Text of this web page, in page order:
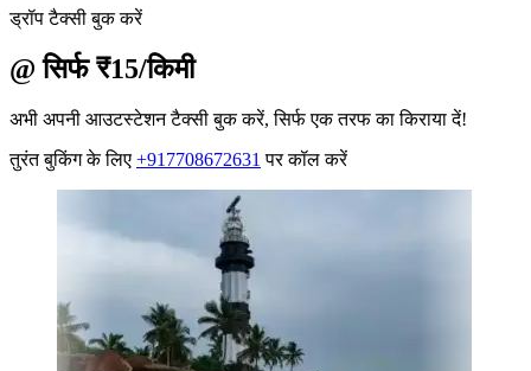
ड्रॉप टैक्सी बुक करें
@ सिर्फ ₹15/किमी
अभी अपनी आउटस्टेशन टैक्सी बुक करें, सिर्फ एक तरफ का किराया दें!
तुरंत बुकिंग के लिए +917708672631 पर कॉल करें